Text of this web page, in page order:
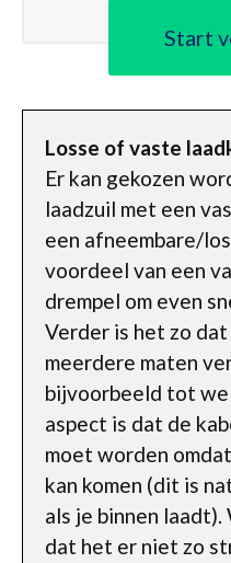
Start
Losse of vaste
Er kan gekozen
laadzuil met een
een afneembare/
voordeel van een
drempel om even
Verder is het zo
meerdere maten
bijvoorbeeld tot
aspect is dat de
moet worden
kan komen (dit is
als je binnen
dat het er niet zo